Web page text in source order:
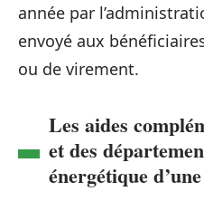
année par
envoyé aux
ou de virement.
Les aides
et des
énergétique